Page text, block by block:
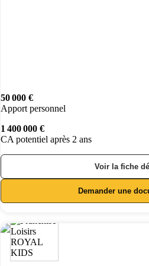
50 000 €
Apport personnel
1 400 000 €
CA potentiel après 2 ans
Voir la fiche
Demander une